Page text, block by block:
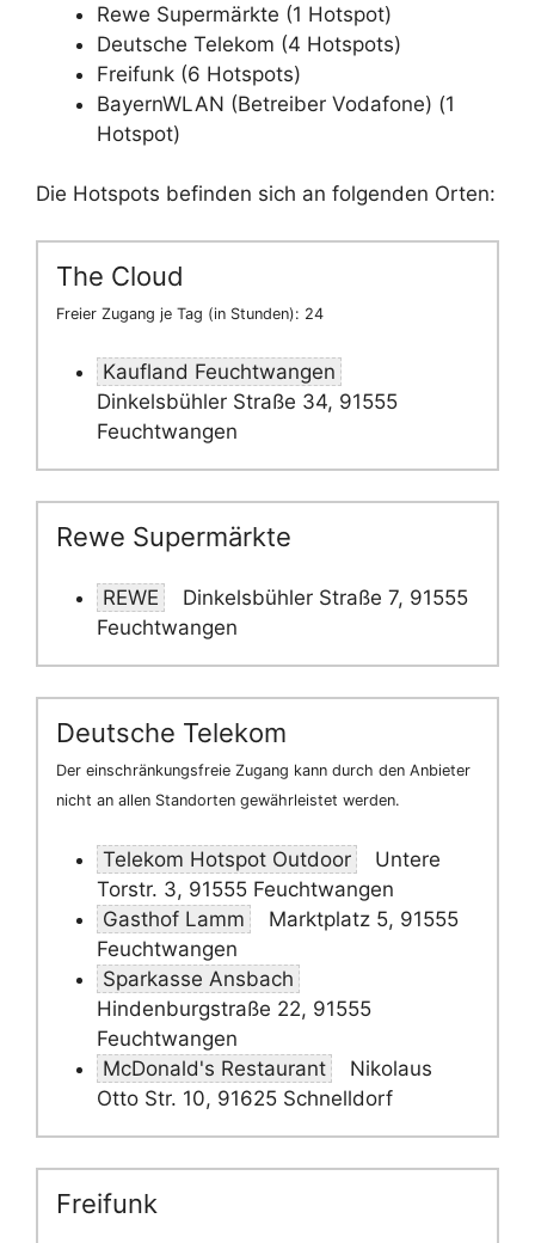
Rewe Supermärkte (1 Hotspot)
Deutsche Telekom (4 Hotspots)
Freifunk (6 Hotspots)
BayernWLAN (Betreiber Vodafone) (1
Hotspot)
Die Hotspots befinden sich an folgenden Orten:
The Cloud
Freier Zugang je Tag (in Stunden): 24
Kaufland Feuchtwangen
Dinkelsbühler Straße 34, 91555
Feuchtwangen
Rewe Supermärkte
REWE
Dinkelsbühler Straße 7, 91555
Feuchtwangen
Deutsche Telekom
Der einschränkungsfreie Zugang kann durch den Anbieter
nicht an allen Standorten gewährleistet werden.
Telekom Hotspot Outdoor
Untere
Torstr. 3, 91555 Feuchtwangen
Gasthof Lamm
Marktplatz 5, 91555
Feuchtwangen
Sparkasse Ansbach
Hindenburgstraße 22, 91555
Feuchtwangen
McDonald's Restaurant
Nikolaus
Otto Str. 10, 91625 Schnelldorf
Freifunk